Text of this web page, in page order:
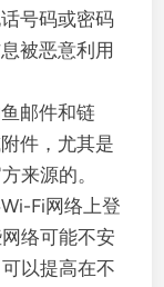
号码或密码
被恶意利用
邮件和链
件，尤其是
来源的。
Fi网络上登
络可能不安
以提高在不